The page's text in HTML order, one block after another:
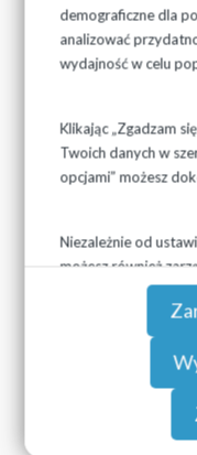
demograficzne dla
analizować
wydajność w celu
Klikając „Zgadzam
Twoich danych w
opcjami” możesz
Niezależnie od
możesz również
swojej przeglądarki.
danych znajdziesz w